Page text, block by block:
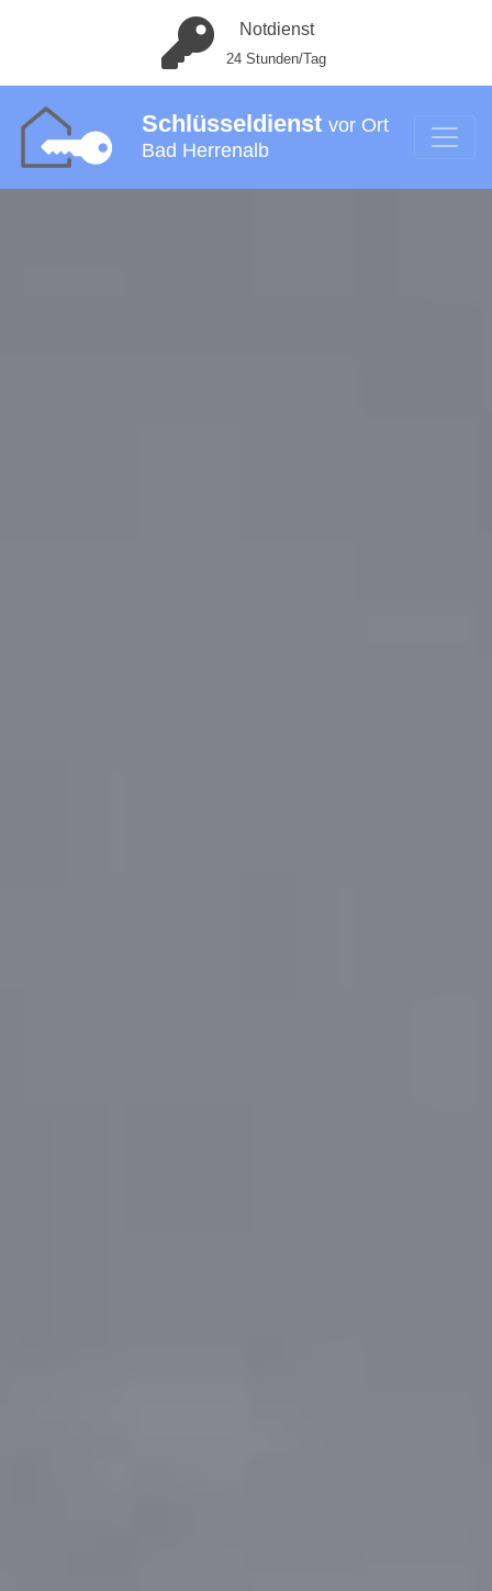
Notdienst
24 Stunden/Tag
Schlüsseldienst vor Ort
Bad Herrenalb